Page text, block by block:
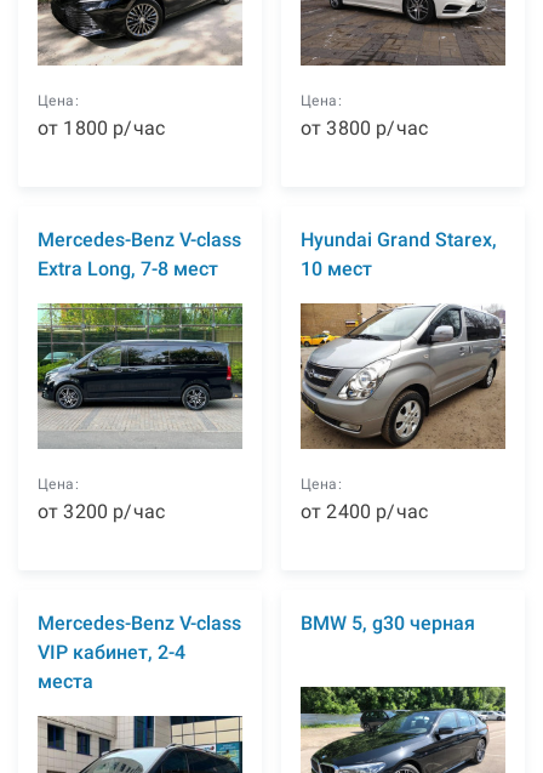
Цена:
от 1800 р/час
Цена:
от3800 р/час
Mercedes-Benz V-class
Extra Long, 7-8 мест
Цена:
от3200 р/час
Hyundai Grand Starex,
10 мест
Цена:
от2400 р/час
Mercedes-Benz V-class
VIP кабинет, 2-4
места
BMW 5, g30 черная